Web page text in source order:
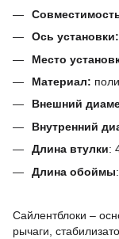
Ось установки:
Место
Материал:
Внешний
Внутренний
Длина втулки:
Длина обоймы:
Сайлентблоки –
рычаги,